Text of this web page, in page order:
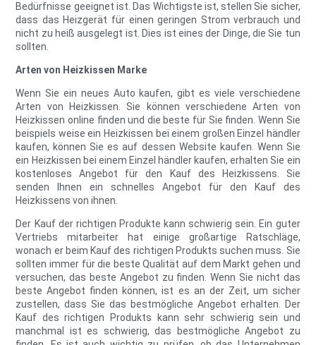
Bedürfnisse geeignet ist. Das Wichtigste ist, stellen Sie sicher,
dass das Heizgerät für einen geringen Strom verbrauch und
nicht zu heiß ausgelegt ist. Dies ist eines der Dinge, die Sie tun
sollten.
Arten von Heizkissen Marke
Wenn Sie ein neues Auto kaufen, gibt es viele verschiedene
Arten von Heizkissen. Sie können verschiedene Arten von
Heizkissen online finden und die beste für Sie finden. Wenn Sie
beispiels weise ein Heizkissen bei einem großen Einzel händler
kaufen, können Sie es auf dessen Website kaufen. Wenn Sie
ein Heizkissen bei einem Einzel händler kaufen, erhalten Sie ein
kostenloses Angebot für den Kauf des Heizkissens. Sie
senden Ihnen ein schnelles Angebot für den Kauf des
Heizkissens von ihnen.
Der Kauf der richtigen Produkte kann schwierig sein. Ein guter
Vertriebs mitarbeiter hat einige großartige Ratschläge,
wonach er beim Kauf des richtigen Produkts suchen muss. Sie
sollten immer für die beste Qualität auf dem Markt gehen und
versuchen, das beste Angebot zu finden. Wenn Sie nicht das
beste Angebot finden können, ist es an der Zeit, um sicher
zustellen, dass Sie das bestmögliche Angebot erhalten. Der
Kauf des richtigen Produkts kann sehr schwierig sein und
manchmal ist es schwierig, das bestmögliche Angebot zu